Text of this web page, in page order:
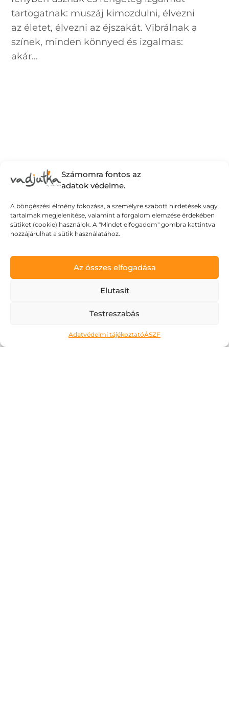
Számomra fontos az
adatok védelme.
A böngészési élmény fokozása, a személyre szabott hirdetések vagy
tartalmak megjelenítése, valamint a forgalom elemzése érdekében
sütiket (cookie) használok. A "Mindet elfogadom" gombra kattintva
hozzájárulhat a sütik használatához.
Az összes elfogadása
Elutasít
Testreszabás
Adatvédelmi tájékoztatóÁSZF
tartogatnak: muszáj kimozdulni, élvezni
az életet, élvezni az éjszakát. Vibrálnak a
színek, minden könnyed és izgalmas:
akár...
Ne kockáztass!